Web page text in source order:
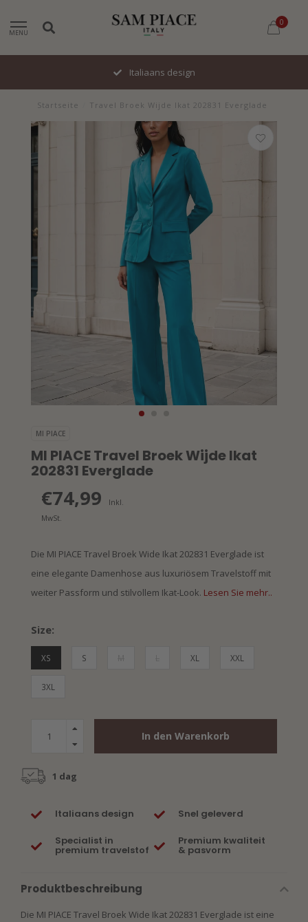
MENU
0
Italiaans design
Startseite Travel Broek Wijde Ikat 202831 Everglade
MI PIACE
MI PIACE Travel Broek Wijde Ikat
202831 Everglade
€74,99
Inkl.
MwSt.
Die MI PIACE Travel Broek Wide Ikat 202831 Everglade ist
eine elegante Damenhose aus luxuriösem Travelstoff mit
weiter Passform und stilvollem Ikat-Look. Lesen Sie mehr..
Size:
XS S XL XXL
3XL
In den Warenkorb
1 dag
Italiaans design Snel geleverd
Specialist in
premium travelstof
Premium kwaliteit
& pasvorm
Produktbeschreibung
Die MI PIACE Travel Broek Wide Ikat 202831 Everglade ist eine